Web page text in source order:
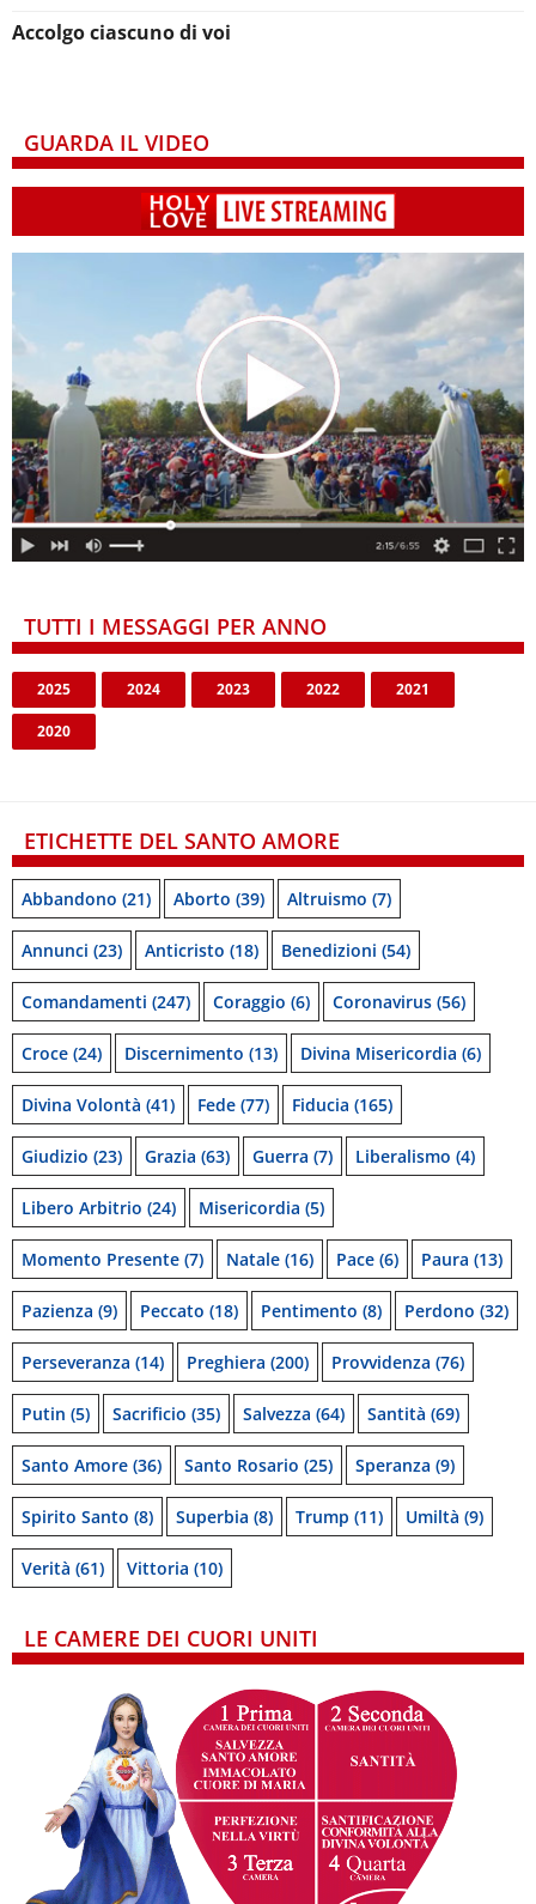
Accolgo ciascuno di voi
GUARDA IL VIDEO
TUTTI I MESSAGGI PER ANNO
2025 2024 2023 2022 2021
2020
ETICHETTE DEL SANTO AMORE
Abbandono (21) Aborto (39) Altruismo (7)
Annunci (23) Anticristo (18) Benedizioni (54)
Comandamenti (247) Coraggio (6) Coronavirus (56)
Croce (24) Discernimento (13) Divina Misericordia (6)
Divina Volontà (41) Fede (77) Fiducia (165)
Giudizio (23) Grazia (63) Guerra (7) Liberalismo (4)
Libero Arbitrio (24) Misericordia (5)
Momento Presente (7) Natale (16) Pace (6) Paura (13)
Pazienza (9) Peccato (18) Pentimento (8) Perdono (32)
Perseveranza (14) Preghiera (200) Provvidenza (76)
Putin (5) Sacrificio (35) Salvezza (64) Santità (69)
Santo Amore (36) Santo Rosario (25) Speranza (9)
Spirito Santo (8) Superbia (8) Trump (11) Umiltà (9)
Verità (61) Vittoria (10)
LE CAMERE DEI CUORI UNITI